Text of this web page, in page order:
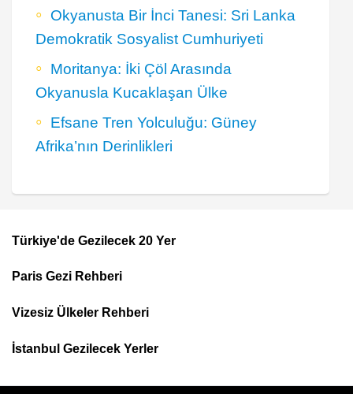
Okyanusta Bir İnci Tanesi: Sri Lanka
Demokratik Sosyalist Cumhuriyeti
Moritanya: İki Çöl Arasında
Okyanusla Kucaklaşan Ülke
Efsane Tren Yolculuğu: Güney
Afrika’nın Derinlikleri
Footer
Top
Menu
Türkiye'de Gezilecek 20 Yer
Paris Gezi Rehberi
Vizesiz Ülkeler Rehberi
İstanbul Gezilecek Yerler